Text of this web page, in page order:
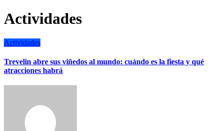
Actividades
Actividades
Trevelin abre sus viñedos al mundo: cuándo es la fiesta y qué
atracciones habrá